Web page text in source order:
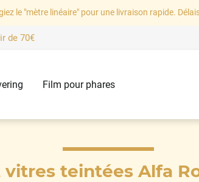
le "mètre linéaire" pour une livraison rapide.
de 70€
Film pour phares
vitres teintées Alfa